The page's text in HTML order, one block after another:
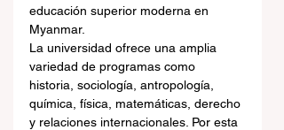
educación superior moderna en
Myanmar.
La universidad ofrece una amplia
variedad de programas como
historia, sociología, antropología,
química, física, matemáticas, derecho
y relaciones internacionales. Por esta